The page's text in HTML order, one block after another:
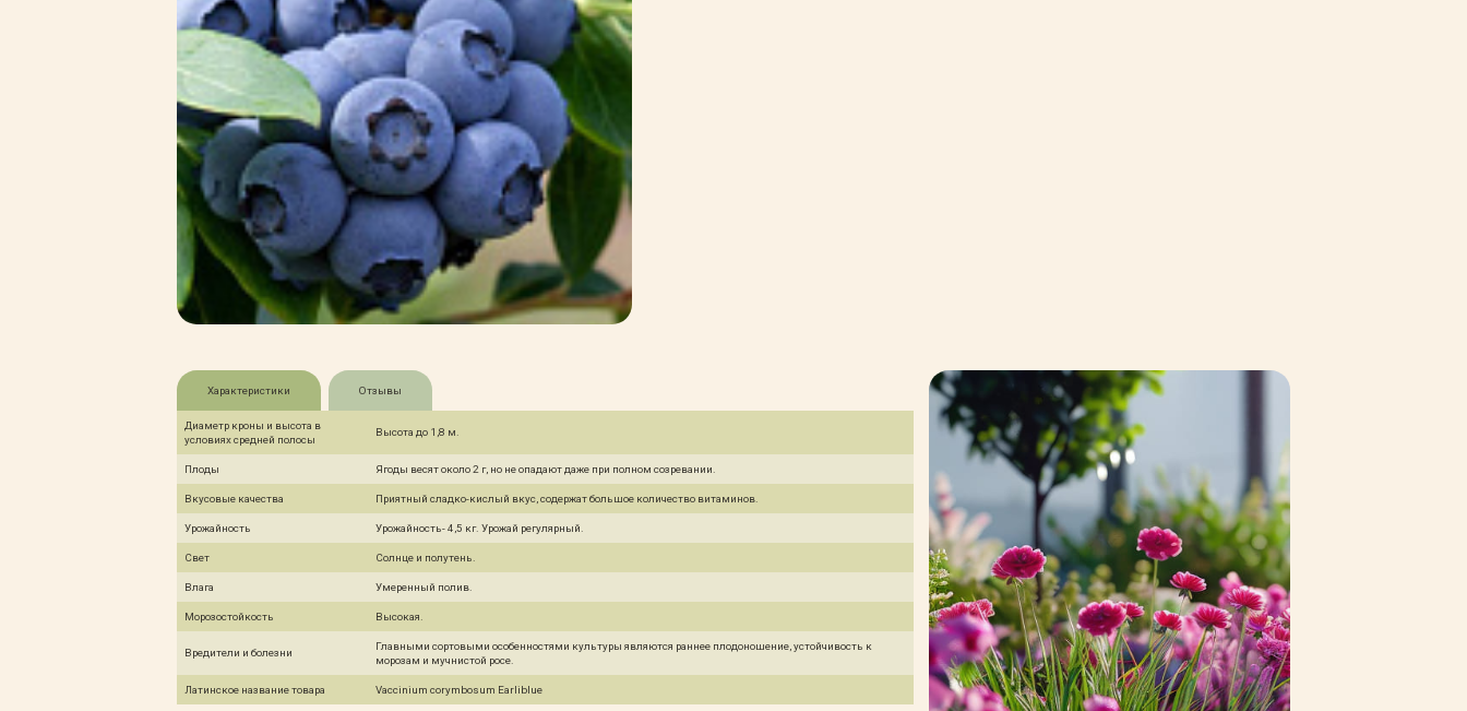
Характеристики Отзывы
Диаметр кроны и высота в
условиях средней полосы
Высота до 1,8 м.
Плоды Ягоды весят около 2 г, но не опадают даже при полном созревании.
Вкусовые качества Приятный сладко-кислый вкус, содержат большое количество витаминов.
Урожайность Урожайность- 4,5 кг. Урожай регулярный.
Свет Солнце и полутень.
Влага Умеренный полив.
Морозостойкость Высокая.
Вредители и болезни
Главными сортовыми особенностями культуры являются раннее плодоношение, устойчивость к
морозам и мучнистой росе.
Латинское название товара Vaccinium corymbosum Earliblue